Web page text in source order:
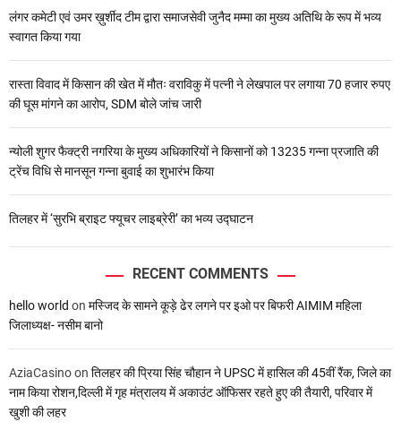
लंगर कमेटी एवं उमर ख़ुर्शीद टीम द्वारा समाजसेवी जुनैद मम्मा का मुख्य अतिथि के रूप में भव्य
स्वागत किया गया
रास्ता विवाद में किसान की खेत में मौतः वराविकु में पत्नी ने लेखपाल पर लगाया 70 हजार रुपए
की घूस मांगने का आरोप, SDM बोले जांच जारी
न्योली शुगर फैक्ट्री नगरिया के मुख्य अधिकारियों ने किसानों को 13235 गन्ना प्रजाति की
ट्रेंच विधि से मानसून गन्ना बुवाई का शुभारंभ किया
तिलहर में ‘सुरभि ब्राइट फ्यूचर लाइब्रेरी’ का भव्य उद्घाटन
RECENT COMMENTS
hello world on मस्जिद के सामने कूड़े ढेर लगने पर इओ पर बिफरी AIMIM महिला
जिलाध्यक्ष- नसीम बानो
AziaCasinoon तिलहर की प्रिया सिंह चौहान ने UPSC में हासिल की 45वीं रैंक, जिले का
नाम किया रोशन,दिल्ली में गृह मंत्रालय में अकाउंट ऑफिसर रहते हुए की तैयारी, परिवार में
खुशी की लहर